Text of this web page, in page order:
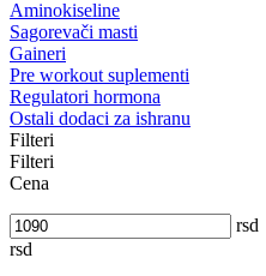
Aminokiseline
Sagorevači masti
Gaineri
Pre workout suplementi
Regulatori hormona
Ostali dodaci za ishranu
Filteri
Filteri
Cena
rsd
rsd